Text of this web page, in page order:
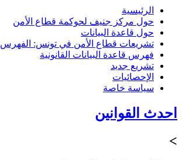
الرئيسية
حول مركز جنيف لحوكمة قطاع الأمن
حول قاعدة البيانات
تشريعات قطاع الأمن في تونس: الفهرس 1956-2011
فهرس قاعدة البيانات القانونية
تشريع جديد
الإحصائيات
سياسة خاصة
احدث القوانين
>